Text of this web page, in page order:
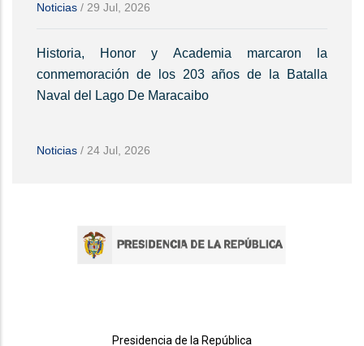
Noticias / 29 Jul, 2026
Historia, Honor y Academia marcaron la
conmemoración de los 203 años de la Batalla
Naval del Lago De Maracaibo
Noticias / 24 Jul, 2026
Presidencia de la República